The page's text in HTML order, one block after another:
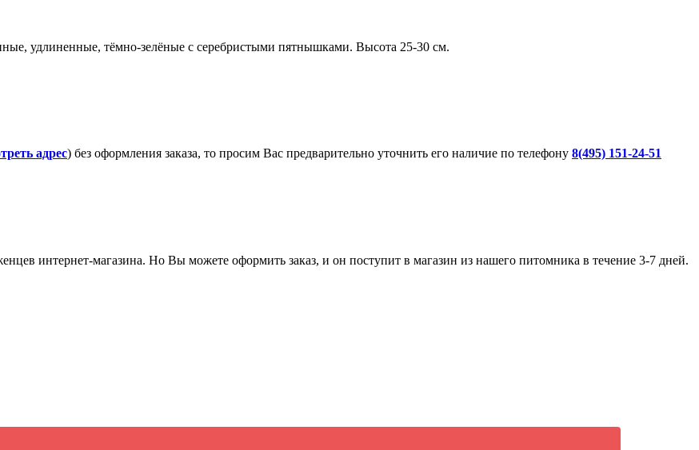
удлиненные, тёмно-зелёные с серебристыми пятнышками. Высота 25-30 см.
адрес) без оформления заказа, то просим Вас предварительно уточнить его наличие по телефону 8(495) 151-24-51
интернет-магазина. Но Вы можете оформить заказ, и он поступит в магазин из нашего питомника в течение 3-7 дней.